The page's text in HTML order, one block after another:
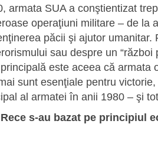
armata SUA a conştientizat
ope­raţiuni militare – de la
păcii şi ajutor umanitar.
sau despre un “război
este aceea că armata
sunt esenţiale pentru
al armatei în anii 1980 – şi
s-au bazat pe principiul